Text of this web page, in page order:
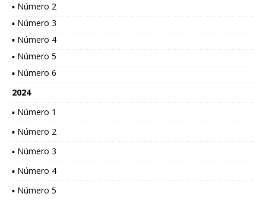
▪ Número 2
▪ Número 3
▪ Número 4
▪ Número 5
▪ Número 6
2024
▪ Número 1
▪ Número 2
▪ Número 3
▪ Número 4
▪ Número 5